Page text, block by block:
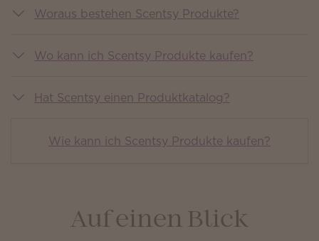
Woraus bestehen Scentsy Produkte?
Wo kann ich Scentsy Produkte kaufen?
Hat Scentsy einen Produktkatalog?
Wie kann ich Scentsy Produkte kaufen?
Auf einen Blick